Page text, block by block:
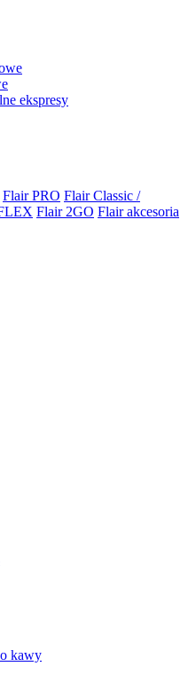
ekspresy
Flair PRO Flair Classic /
Flair 2GO Flair akcesoria
kawy